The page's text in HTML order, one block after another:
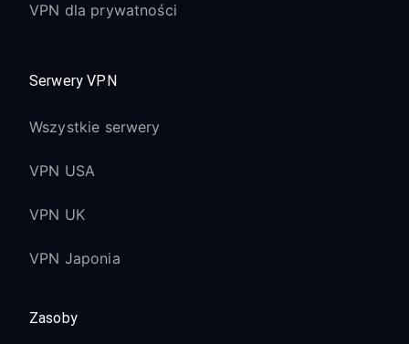
VPN dla prywatności
Serwery VPN
Wszystkie serwery
VPN USA
VPN UK
VPN Japonia
Zasoby